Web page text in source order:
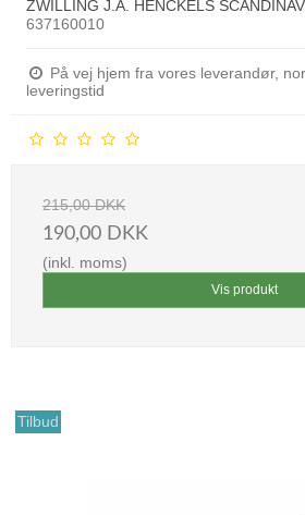
ZWILLING J.A. HENCKELS
637160010
På vej hjem fra vores leverandør,
leveringstid
215,00 DKK
190,00 DKK
(inkl. moms)
Vis produkt
Tilbud